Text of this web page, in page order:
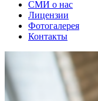
СМИ о нас
Лицензии
Фотогалерея
Контакты